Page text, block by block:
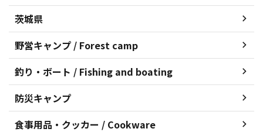
茨城県
野営キャンプ / Forest camp
釣り・ボート / Fishing and boating
防災キャンプ
食事用品・クッカー / Cookware